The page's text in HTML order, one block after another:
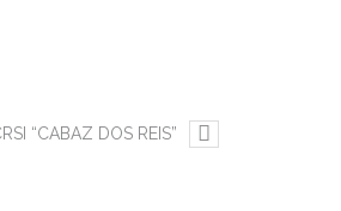
“CABAZ DOS REIS”